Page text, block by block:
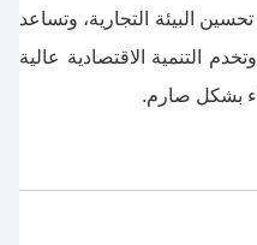
وتواصل تحسين البيئة التجارية، وتساعد
التنمية الاقتصادية عالية
بشكل صارم.